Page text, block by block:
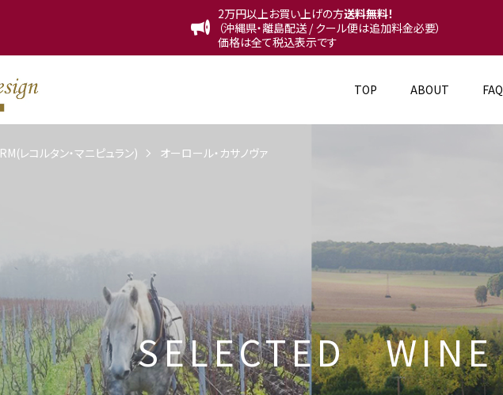
2万円以上お買い上げの方送料無料！
（沖縄県・離島配送 / クール便は追加料金必要）
価格は全て税込表示です
TOP ABOUT FAQ
SELECTED WINE
RM(レコルタン・マニピュラン) オーロール・カサノヴァ